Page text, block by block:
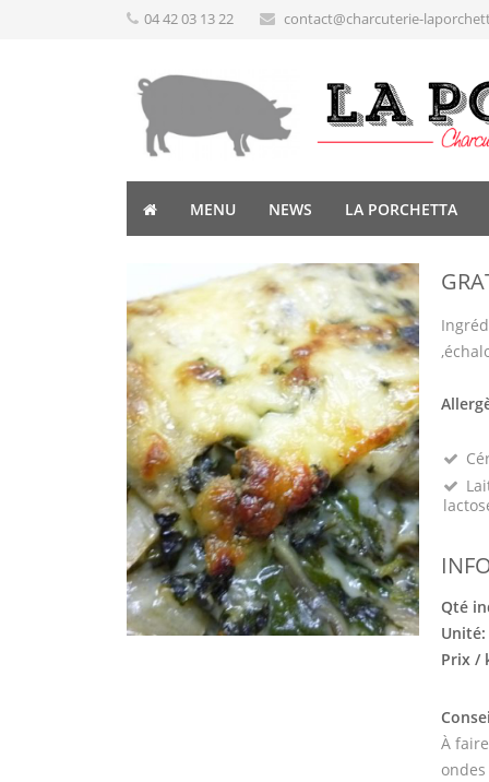
04 42 03 13 22 contact@charcuterie-
MENU NEWS LA PORCHETTA
Qté
Unité:
Prix /
À
ondes